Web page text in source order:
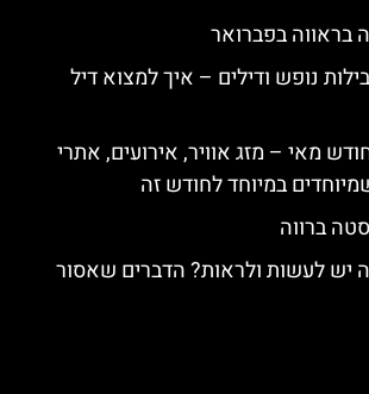
בראווה בפברואר
נופש ודילים – איך למצוא דיל
מאי – מזג אוויר, אירועים, אתרי
במיוחד לחודש זה
ברווה
יש לעשות ולראות? הדברים שאסור